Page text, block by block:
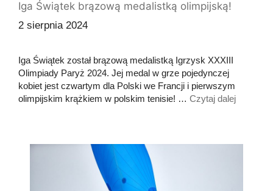
Iga Świątek brązową medalistką olimpijską!
2 sierpnia 2024
Iga Świątek został brązową medalistką Igrzysk XXXIII
Olimpiady Paryż 2024. Jej medal w grze pojedynczej
kobiet jest czwartym dla Polski we Francji i pierwszym
olimpijskim krążkiem w polskim tenisie! … Czytaj dalej